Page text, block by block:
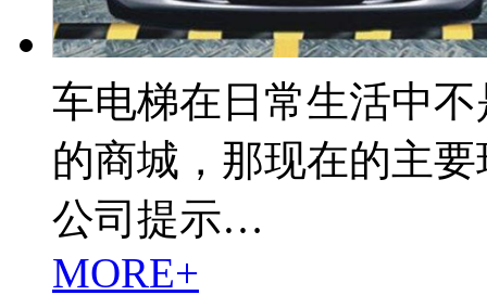
车电梯在日常生活中
的商城，那现在的主
公司提示…
MORE+